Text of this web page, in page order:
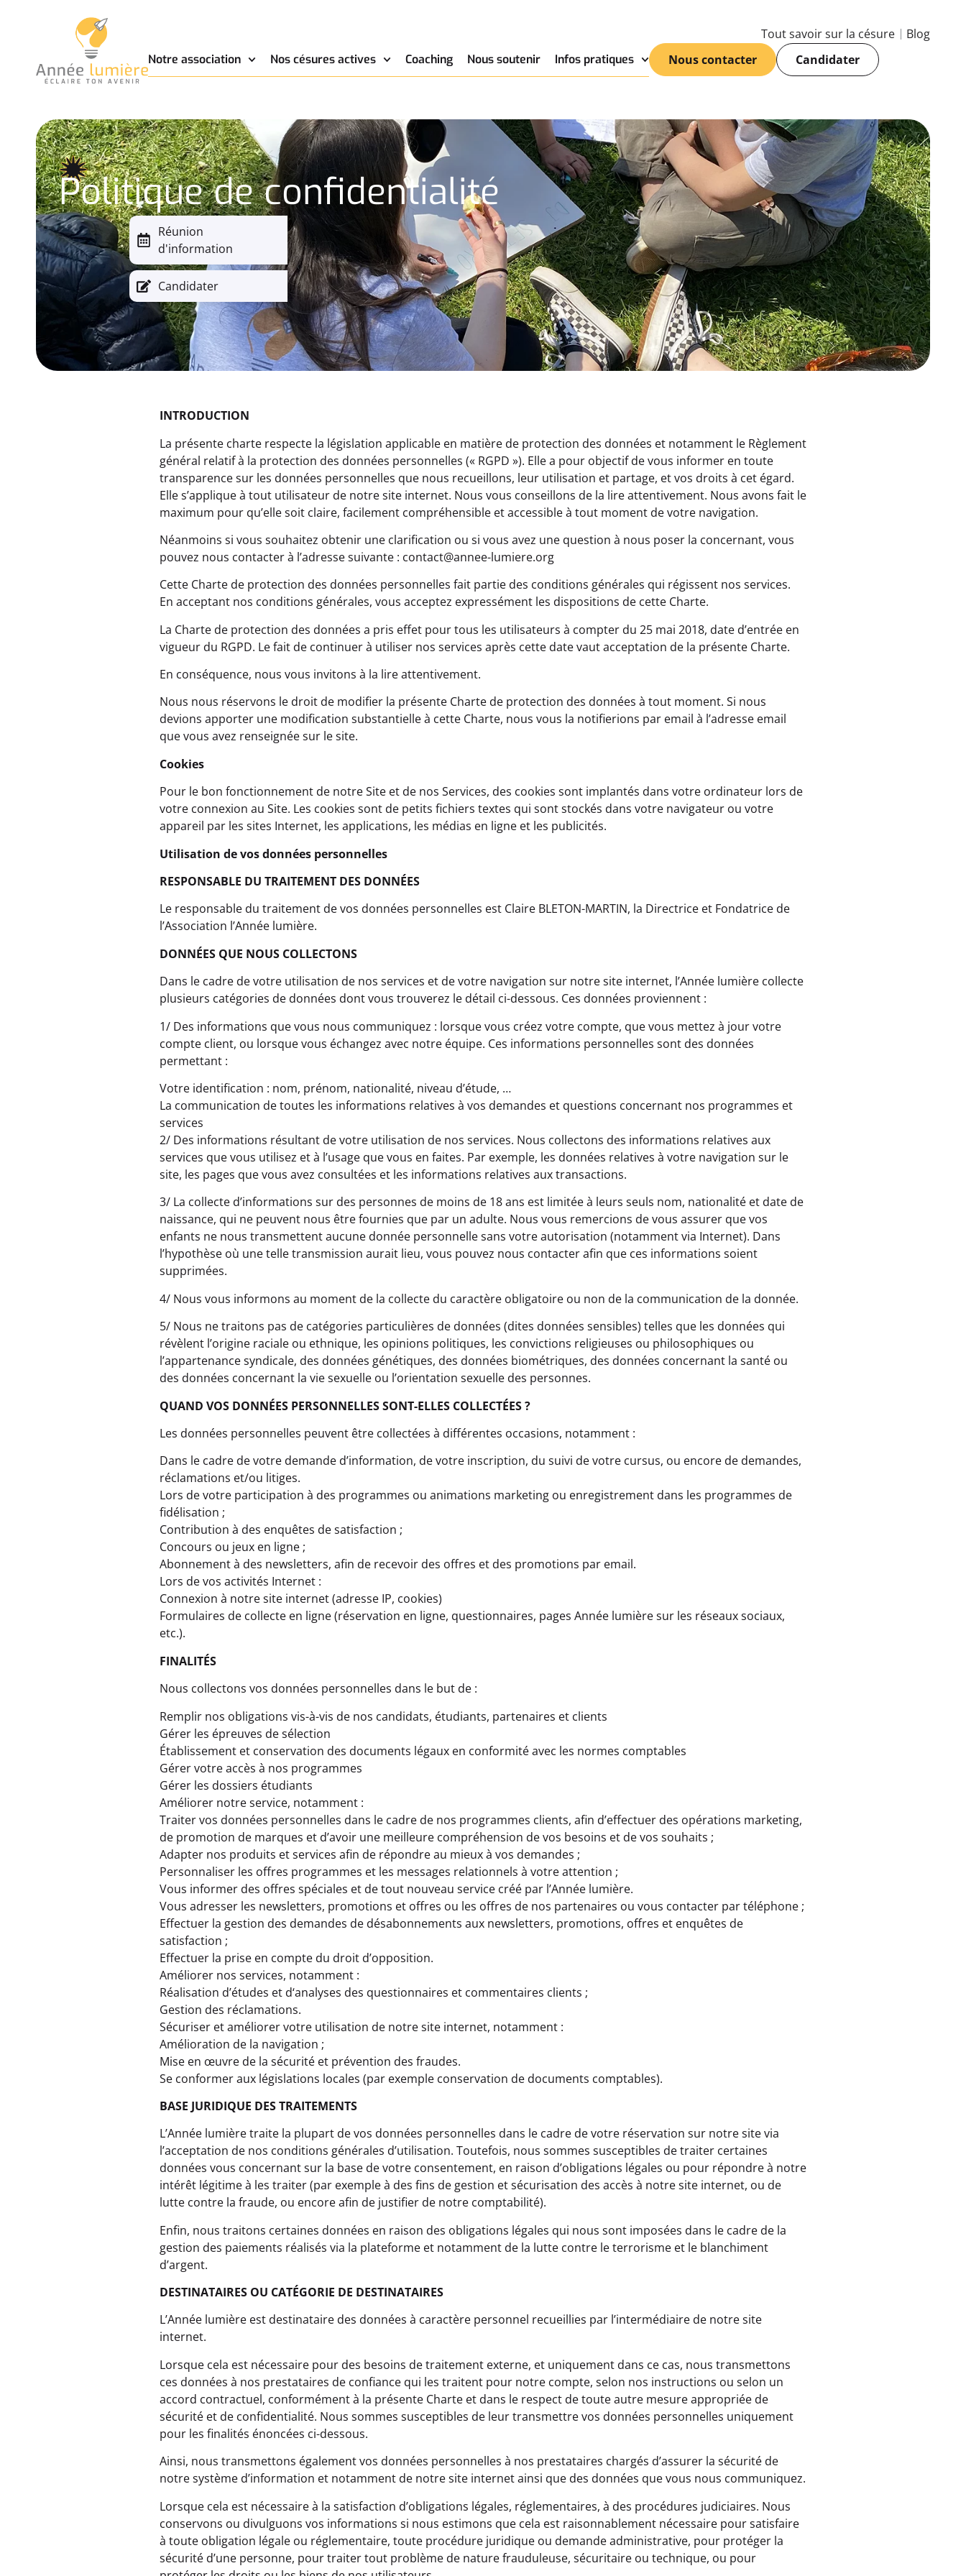
Tout savoir sur la césure Blog
Notre association Nos césures actives Coaching Nous soutenir Infos pratiques Nous contacter Candidater
Réunion
d'information
Candidater
Politique de confidentialité
INTRODUCTION
La présente charte respecte la législation applicable en matière de protection des données et notamment le Règlement
général relatif à la protection des données personnelles (« RGPD »). Elle a pour objectif de vous informer en toute
transparence sur les données personnelles que nous recueillons, leur utilisation et partage, et vos droits à cet égard.
Elle s’applique à tout utilisateur de notre site internet. Nous vous conseillons de la lire attentivement. Nous avons fait le
maximum pour qu’elle soit claire, facilement compréhensible et accessible à tout moment de votre navigation.
Néanmoins si vous souhaitez obtenir une clarification ou si vous avez une question à nous poser la concernant, vous
pouvez nous contacter à l’adresse suivante : contact@annee-lumiere.org
Cette Charte de protection des données personnelles fait partie des conditions générales qui régissent nos services.
En acceptant nos conditions générales, vous acceptez expressément les dispositions de cette Charte.
La Charte de protection des données a pris effet pour tous les utilisateurs à compter du 25 mai 2018, date d’entrée en
vigueur du RGPD. Le fait de continuer à utiliser nos services après cette date vaut acceptation de la présente Charte.
En conséquence, nous vous invitons à la lire attentivement.
Nous nous réservons le droit de modifier la présente Charte de protection des données à tout moment. Si nous
devions apporter une modification substantielle à cette Charte, nous vous la notifierions par email à l’adresse email
que vous avez renseignée sur le site.
Cookies
Pour le bon fonctionnement de notre Site et de nos Services, des cookies sont implantés dans votre ordinateur lors de
votre connexion au Site. Les cookies sont de petits fichiers textes qui sont stockés dans votre navigateur ou votre
appareil par les sites Internet, les applications, les médias en ligne et les publicités.
Utilisation de vos données personnelles
RESPONSABLE DU TRAITEMENT DES DONNÉES
Le responsable du traitement de vos données personnelles est Claire BLETON-MARTIN, la Directrice et Fondatrice de
l’Association l’Année lumière.
DONNÉES QUE NOUS COLLECTONS
Dans le cadre de votre utilisation de nos services et de votre navigation sur notre site internet, l’Année lumière collecte
plusieurs catégories de données dont vous trouverez le détail ci-dessous. Ces données proviennent :
1/ Des informations que vous nous communiquez : lorsque vous créez votre compte, que vous mettez à jour votre
compte client, ou lorsque vous échangez avec notre équipe. Ces informations personnelles sont des données
permettant :
Votre identification : nom, prénom, nationalité, niveau d’étude, …
La communication de toutes les informations relatives à vos demandes et questions concernant nos programmes et
services
2/ Des informations résultant de votre utilisation de nos services. Nous collectons des informations relatives aux
services que vous utilisez et à l’usage que vous en faites. Par exemple, les données relatives à votre navigation sur le
site, les pages que vous avez consultées et les informations relatives aux transactions.
3/ La collecte d’informations sur des personnes de moins de 18 ans est limitée à leurs seuls nom, nationalité et date de
naissance, qui ne peuvent nous être fournies que par un adulte. Nous vous remercions de vous assurer que vos
enfants ne nous transmettent aucune donnée personnelle sans votre autorisation (notamment via Internet). Dans
l’hypothèse où une telle transmission aurait lieu, vous pouvez nous contacter afin que ces informations soient
supprimées.
4/ Nous vous informons au moment de la collecte du caractère obligatoire ou non de la communication de la donnée.
5/ Nous ne traitons pas de catégories particulières de données (dites données sensibles) telles que les données qui
révèlent l’origine raciale ou ethnique, les opinions politiques, les convictions religieuses ou philosophiques ou
l’appartenance syndicale, des données génétiques, des données biométriques, des données concernant la santé ou
des données concernant la vie sexuelle ou l’orientation sexuelle des personnes.
QUAND VOS DONNÉES PERSONNELLES SONT-ELLES COLLECTÉES ?
Les données personnelles peuvent être collectées à différentes occasions, notamment :
Dans le cadre de votre demande d’information, de votre inscription, du suivi de votre cursus, ou encore de demandes,
réclamations et/ou litiges.
Lors de votre participation à des programmes ou animations marketing ou enregistrement dans les programmes de
fidélisation ;
Contribution à des enquêtes de satisfaction ;
Concours ou jeux en ligne ;
Abonnement à des newsletters, afin de recevoir des offres et des promotions par email.
Lors de vos activités Internet :
Connexion à notre site internet (adresse IP, cookies)
Formulaires de collecte en ligne (réservation en ligne, questionnaires, pages Année lumière sur les réseaux sociaux,
etc.).
FINALITÉS
Nous collectons vos données personnelles dans le but de :
Remplir nos obligations vis-à-vis de nos candidats, étudiants, partenaires et clients
Gérer les épreuves de sélection
Établissement et conservation des documents légaux en conformité avec les normes comptables
Gérer votre accès à nos programmes
Gérer les dossiers étudiants
Améliorer notre service, notamment :
Traiter vos données personnelles dans le cadre de nos programmes clients, afin d’effectuer des opérations marketing,
de promotion de marques et d’avoir une meilleure compréhension de vos besoins et de vos souhaits ;
Adapter nos produits et services afin de répondre au mieux à vos demandes ;
Personnaliser les offres programmes et les messages relationnels à votre attention ;
Vous informer des offres spéciales et de tout nouveau service créé par l’Année lumière.
Vous adresser les newsletters, promotions et offres ou les offres de nos partenaires ou vous contacter par téléphone ;
Effectuer la gestion des demandes de désabonnements aux newsletters, promotions, offres et enquêtes de
satisfaction ;
Effectuer la prise en compte du droit d’opposition.
Améliorer nos services, notamment :
Réalisation d’études et d‘analyses des questionnaires et commentaires clients ;
Gestion des réclamations.
Sécuriser et améliorer votre utilisation de notre site internet, notamment :
Amélioration de la navigation ;
Mise en œuvre de la sécurité et prévention des fraudes.
Se conformer aux législations locales (par exemple conservation de documents comptables).
BASE JURIDIQUE DES TRAITEMENTS
L’Année lumière traite la plupart de vos données personnelles dans le cadre de votre réservation sur notre site via
l’acceptation de nos conditions générales d’utilisation. Toutefois, nous sommes susceptibles de traiter certaines
données vous concernant sur la base de votre consentement, en raison d’obligations légales ou pour répondre à notre
intérêt légitime à les traiter (par exemple à des fins de gestion et sécurisation des accès à notre site internet, ou de
lutte contre la fraude, ou encore afin de justifier de notre comptabilité).
Enfin, nous traitons certaines données en raison des obligations légales qui nous sont imposées dans le cadre de la
gestion des paiements réalisés via la plateforme et notamment de la lutte contre le terrorisme et le blanchiment
d’argent.
DESTINATAIRES OU CATÉGORIE DE DESTINATAIRES
L’Année lumière est destinataire des données à caractère personnel recueillies par l’intermédiaire de notre site
internet.
Lorsque cela est nécessaire pour des besoins de traitement externe, et uniquement dans ce cas, nous transmettons
ces données à nos prestataires de confiance qui les traitent pour notre compte, selon nos instructions ou selon un
accord contractuel, conformément à la présente Charte et dans le respect de toute autre mesure appropriée de
sécurité et de confidentialité. Nous sommes susceptibles de leur transmettre vos données personnelles uniquement
pour les finalités énoncées ci-dessous.
Ainsi, nous transmettons également vos données personnelles à nos prestataires chargés d’assurer la sécurité de
notre système d’information et notamment de notre site internet ainsi que des données que vous nous communiquez.
Lorsque cela est nécessaire à la satisfaction d’obligations légales, réglementaires, à des procédures judiciaires. Nous
conservons ou divulguons vos informations si nous estimons que cela est raisonnablement nécessaire pour satisfaire
à toute obligation légale ou réglementaire, toute procédure juridique ou demande administrative, pour protéger la
sécurité d’une personne, pour traiter tout problème de nature frauduleuse, sécuritaire ou technique, ou pour